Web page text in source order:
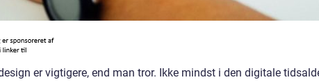
er vigtigere, end man tror. Ikke mindst i den digitale